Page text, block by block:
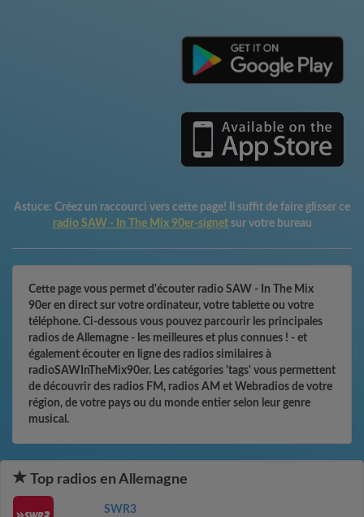
Astuce: Créez un raccourci vers cette page! Il suffit de faire glisser ce
radio SAW - In The Mix 90er-signet sur votre bureau
Cette page vous permet d'écouter radio SAW - In The Mix
90er en direct sur votre ordinateur, votre tablette ou votre
téléphone. Ci-dessous vous pouvez parcourir les principales
radios de Allemagne - les meilleures et plus connues ! - et
également écouter en ligne des radios similaires à
radioSAWInTheMix90er. Les catégories 'tags' vous permettent
de découvrir des radios FM, radios AM et Webradios de votre
région, de votre pays ou du monde entier selon leur genre
musical.
Top radios en Allemagne
SWR3